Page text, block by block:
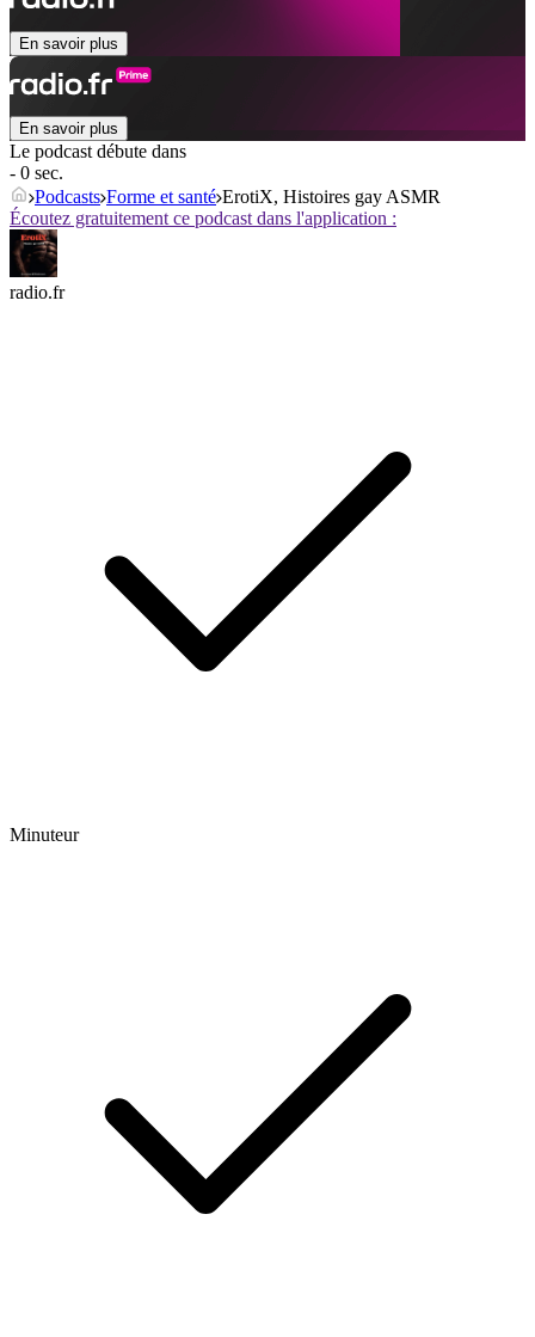
En savoir plus
En savoir plus
Le podcast débute dans
- 0 sec.
Podcasts Forme et santé ErotiX, Histoires gay ASMR
Écoutez gratuitement ce podcast dans l'application :
radio.fr
Minuteur